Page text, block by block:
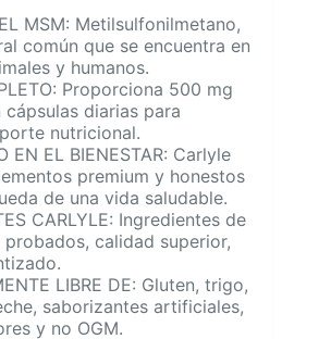
MSM: Metilsulfonilmetano,
común que se encuentra en
y humanos.
Proporciona 500 mg
cápsulas diarias para
nutricional.
EN EL BIENESTAR: Carlyle
premium y honestos
de una vida saludable.
CARLYLE: Ingredientes de
calidad superior,
LIBRE DE: Gluten, trigo,
saborizantes artificiales,
y no OGM.